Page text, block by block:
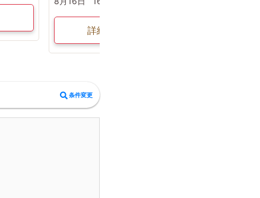
詳細を見る
条件変更